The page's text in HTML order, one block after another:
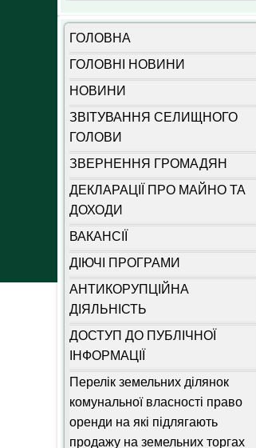
ГОЛОВНА
ГОЛОВНІ НОВИНИ
НОВИНИ
ЗВІТУВАННЯ СЕЛИЩНОГО
ГОЛОВИ
ЗВЕРНЕННЯ ГРОМАДЯН
ДЕКЛАРАЦІЇ ПРО МАЙНО ТА
ДОХОДИ
ВАКАНСІЇ
ДІЮЧІ ПРОГРАМИ
АНТИКОРУПЦІЙНА
ДІЯЛЬНІСТЬ
ДОСТУП ДО ПУБЛІЧНОЇ
ІНФОРМАЦІЇ
Перелік земельних ділянок
комунальної власності право
оренди на які підлягають
продажу на земельних торгах